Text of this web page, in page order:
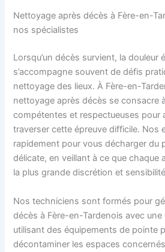
Nettoyage après décès à Fère-en-
nos spécialistes
Lorsqu’un décès survient, la douleur
s’accompagne souvent de défis
nettoyage des lieux. À Fère-en-
nettoyage après décès se consacre
compétentes et respectueuses pour
traverser cette épreuve difficile. Nos
rapidement pour vous décharger du
délicate, en veillant à ce que chaque
la plus grande discrétion et
Nos techniciens sont formés pour
décès à Fère-en-Tardenois avec
utilisant des équipements de pointe
décontaminer les espaces